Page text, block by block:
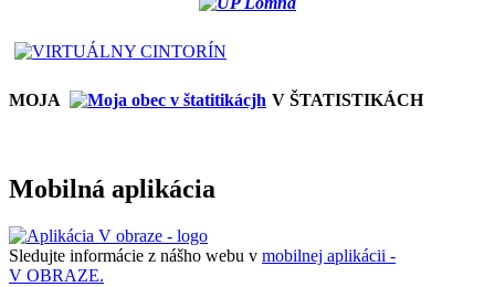
MOJA V ŠTATISTIKÁCH
Mobilná aplikácia
Sledujte informácie z nášho webu v mobilnej aplikácii -
V OBRAZE.